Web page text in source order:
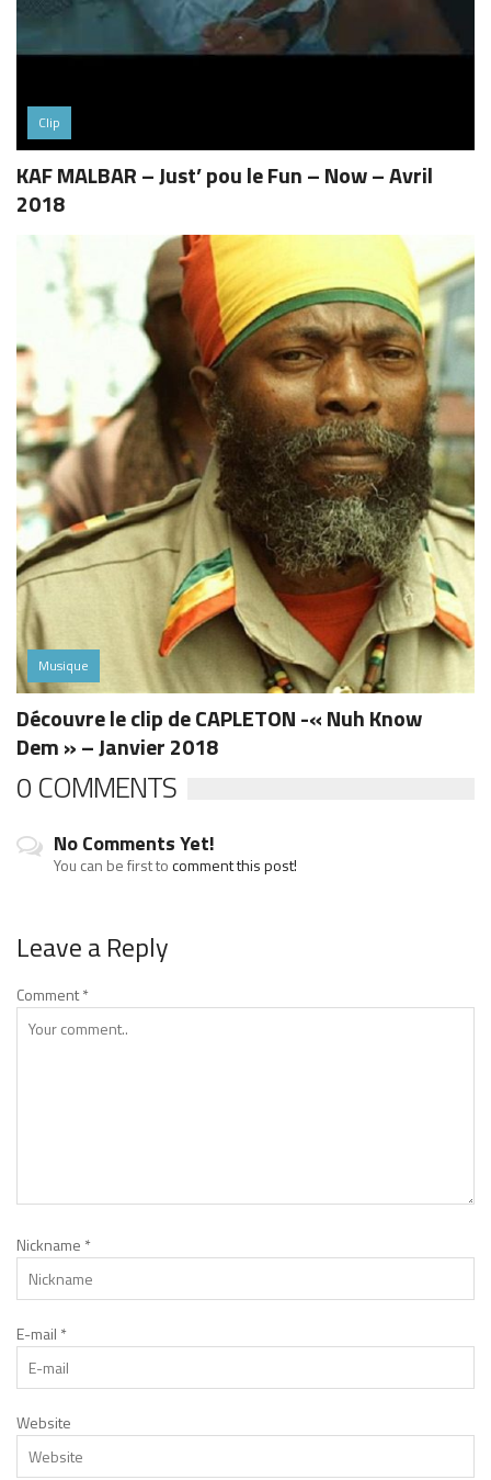
Clip
KAF MALBAR – Just’ pou le Fun – Now – Avril
2018
Musique
Découvre le clip de CAPLETON -« Nuh Know
Dem » – Janvier 2018
0 COMMENTS
No Comments Yet!
You can be first tocomment this post!
Leave a Reply
Comment*
Nickname *
E-mail *
Website